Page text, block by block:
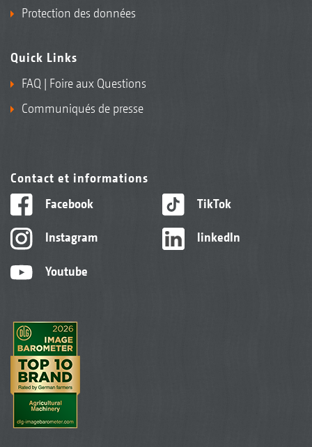
Protection des données
Quick Links
FAQ | Foire aux Questions
Communiqués de presse
Contact et informations
Facebook
Instagram
Youtube
TikTok
linkedIn